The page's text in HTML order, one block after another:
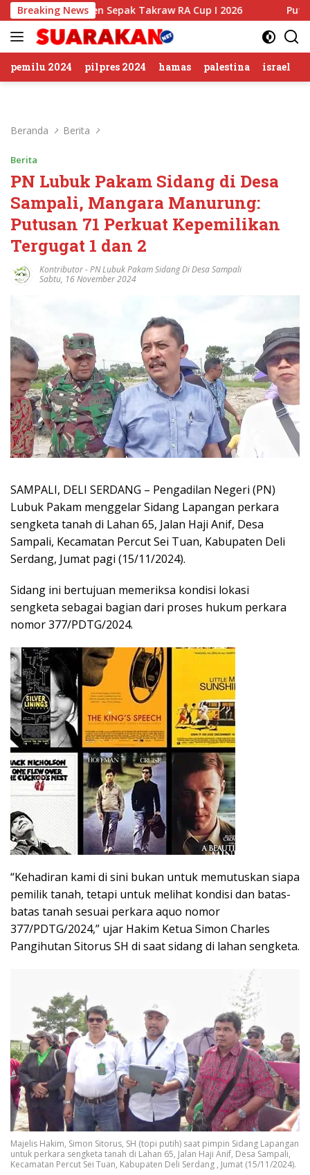
Langsung
ke
konten
Breaking News
Sepak Takraw RA Cup I 2026 Putusan Banding
pemilu 2024 pilpres 2024 hamas palestina israel
Beranda Berita
Berita
PN Lubuk Pakam Sidang di Desa
Sampali, Mangara Manurung:
Putusan 71 Perkuat Kepemilikan
Tergugat 1 dan 2
Kontributor-PN Lubuk Pakam Sidang Di Desa Sampali
Sabtu, 16 November 2024
SAMPALI, DELI SERDANG – Pengadilan Negeri (PN)
Lubuk Pakam menggelar Sidang Lapangan perkara
sengketa tanah di Lahan 65, Jalan Haji Anif, Desa
Sampali, Kecamatan Percut Sei Tuan, Kabupaten Deli
Serdang, Jumat pagi (15/11/2024).
Sidang ini bertujuan memeriksa kondisi lokasi
sengketa sebagai bagian dari proses hukum perkara
nomor 377/PDTG/2024.
“Kehadiran kami di sini bukan untuk memutuskan siapa
pemilik tanah, tetapi untuk melihat kondisi dan batas-
batas tanah sesuai perkara aquo nomor
377/PDTG/2024,” ujar Hakim Ketua Simon Charles
Pangihutan Sitorus SH di saat sidang di lahan sengketa.
Majelis Hakim, Simon Sitorus, SH (topi putih) saat pimpin Sidang Lapangan
untuk perkara sengketa tanah di Lahan 65, Jalan Haji Anif, Desa Sampali,
Kecamatan Percut Sei Tuan, Kabupaten Deli Serdang , Jumat (15/11/2024).